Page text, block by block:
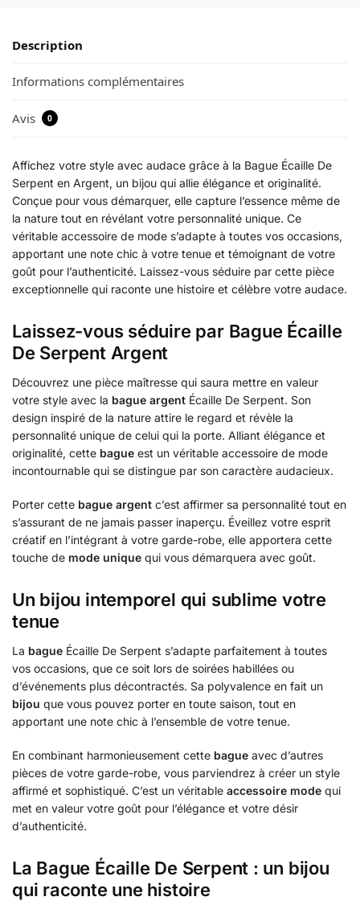
Description
Informations complémentaires
Avis 0
Affichez votre style avec audace grâce à la Bague Écaille De
Serpent en Argent, un bijou qui allie élégance et originalité.
Conçue pour vous démarquer, elle capture l’essence même de
la nature tout en révélant votre personnalité unique. Ce
véritable accessoire de mode s’adapte à toutes vos occasions,
apportant une note chic à votre tenue et témoignant de votre
goût pour l’authenticité. Laissez-vous séduire par cette pièce
exceptionnelle qui raconte une histoire et célèbre votre audace.
Laissez-vous séduire par Bague Écaille
De Serpent Argent
Découvrez une pièce maîtresse qui saura mettre en valeur
votre style avec la bague argent Écaille De Serpent. Son
design inspiré de la nature attire le regard et révèle la
personnalité unique de celui qui la porte. Alliant élégance et
originalité, cette bague est un véritable accessoire de mode
incontournable qui se distingue par son caractère audacieux.
Porter cette bague argent c’est affirmer sa personnalité tout en
s’assurant de ne jamais passer inaperçu. Éveillez votre esprit
créatif en l’intégrant à votre garde-robe, elle apportera cette
touche de mode unique qui vous démarquera avec goût.
Un bijou intemporel qui sublime votre
tenue
La bague Écaille De Serpent s’adapte parfaitement à toutes
vos occasions, que ce soit lors de soirées habillées ou
d’événements plus décontractés. Sa polyvalence en fait un
bijou que vous pouvez porter en toute saison, tout en
apportant une note chic à l’ensemble de votre tenue.
En combinant harmonieusement cette bague avec d’autres
pièces de votre garde-robe, vous parviendrez à créer un style
affirmé et sophistiqué. C’est un véritable accessoire mode qui
met en valeur votre goût pour l’élégance et votre désir
d’authenticité.
La Bague Écaille De Serpent : un bijou
qui raconte une histoire